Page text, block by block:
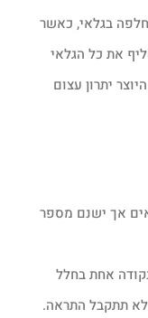
בגלאי, כאשר
את כל הגלאי
יתרון עצום
אך ישנם מספר
אחת בחלל
לא תתקבל התראה.